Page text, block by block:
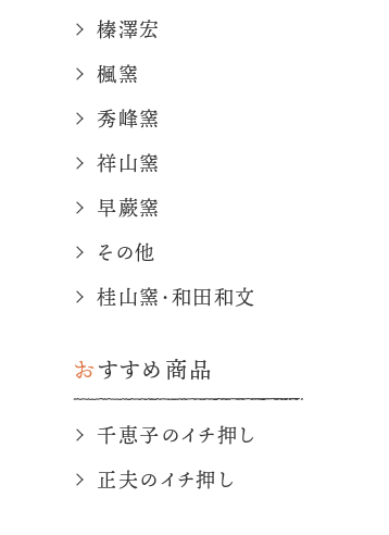
榛澤宏
楓窯
秀峰窯
祥山窯
早蕨窯
その他
桂山窯・和田和文
おすすめ商品
千恵子のイチ押し
正夫のイチ押し